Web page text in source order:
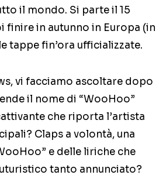
il mondo. Si parte il 15
in autunno in Europa (in
tappe fin’ora ufficializzate.
vi facciamo ascoltare dopo
il nome di “WooHoo”
che riporta l’artista
Claps a volontà, una
e delle liriche che
tanto annunciato?